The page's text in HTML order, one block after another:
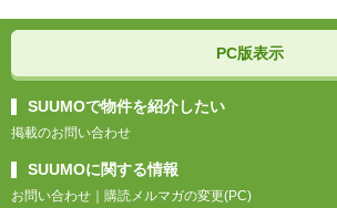
PC版表示
SUUMOで物件を紹介したい
掲載のお問い合わせ
SUUMOに関する情報
お問い合わせ ｜ 購読メルマガの変更(PC)